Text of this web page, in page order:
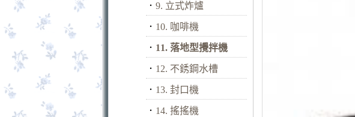
． 9. 立式炸爐
． 10. 咖啡機
． 11. 落地型攪拌機
． 12. 不銹鋼水槽
． 13. 封口機
． 14. 搖搖機